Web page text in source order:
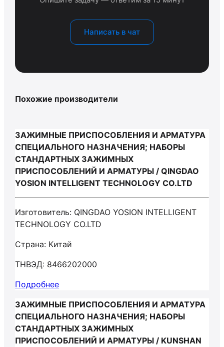
Написать в чат
Похожие производители
ЗАЖИМНЫЕ ПРИСПОСОБЛЕНИЯ И АРМАТУРА
СПЕЦИАЛЬНОГО НАЗНАЧЕНИЯ; НАБОРЫ
СТАНДАРТНЫХ ЗАЖИМНЫХ
ПРИСПОСОБЛЕНИЙ И АРМАТУРЫ / QINGDAO
YOSION INTELLIGENT TECHNOLOGY CO.LTD
Изготовитель: QINGDAO YOSION INTELLIGENT
TECHNOLOGY CO.LTD
Страна: Китай
ТНВЭД: 8466202000
Подробнее
ЗАЖИМНЫЕ ПРИСПОСОБЛЕНИЯ И АРМАТУРА
СПЕЦИАЛЬНОГО НАЗНАЧЕНИЯ; НАБОРЫ
СТАНДАРТНЫХ ЗАЖИМНЫХ
ПРИСПОСОБЛЕНИЙ И АРМАТУРЫ / KUNSHAN